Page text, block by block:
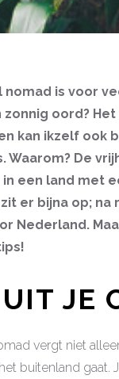
nomad is voor
zonnig oord?
kan ikzelf ook
Waarom? De
een land met
er bijna op;
Nederland.
JE
vergt niet
buitenland